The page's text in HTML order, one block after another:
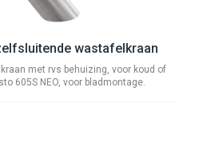
wastafelkraan
met rvs behuizing, voor koud of
605S NEO, voor bladmontage.